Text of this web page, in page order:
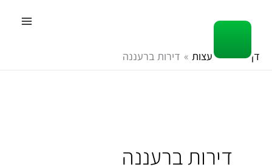
לתוכן
דף הבית עצות דירות ברעננה
דירות ברעננה